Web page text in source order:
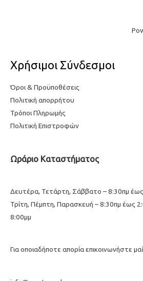
Χρήσιμοι Σύνδεσμοι
Όροι & Προϋποθέσεις
Πολιτική απορρήτου
Τρόποι Πληρωμής
Πολιτική Επιστροφών
Ωράριο Καταστήματος
Δευτέρα, Τετάρτη, Σάββατο – 8:30πμ
Τρίτη, Πέμπτη, Παρασκευή – 8:30πμ έως
8:00μμ
Για οποιαδήποτε απορία επικοινωνήστε